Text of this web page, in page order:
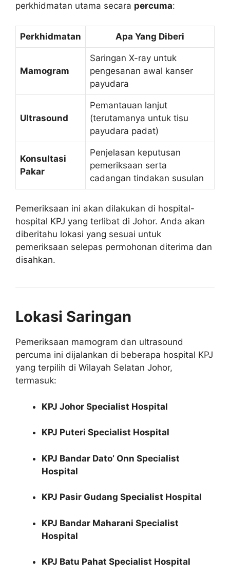
perkhidmatan utama secara percuma:
Perkhidmatan Apa Yang Diberi
Mamogram
Saringan X-ray untuk
pengesanan awal kanser
payudara
Ultrasound
Pemantauan lanjut
(terutamanya untuk tisu
payudara padat)
Konsultasi
Pakar
Penjelasan keputusan
pemeriksaan serta
cadangan tindakan susulan
Pemeriksaan ini akan dilakukan di hospital-
hospital KPJ yang terlibat di Johor. Anda akan
diberitahu lokasi yang sesuai untuk
pemeriksaan selepas permohonan diterima dan
disahkan.
Lokasi Saringan
Pemeriksaan mamogram dan ultrasound
percuma ini dijalankan di beberapa hospital KPJ
yang terpilih di Wilayah Selatan Johor,
termasuk:
KPJ Johor Specialist Hospital
KPJ Puteri Specialist Hospital
KPJ Bandar Dato’ Onn Specialist
Hospital
KPJ Pasir Gudang Specialist Hospital
KPJ Bandar Maharani Specialist
Hospital
KPJ Batu Pahat Specialist Hospital